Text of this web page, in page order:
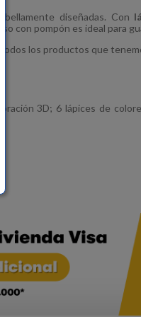
diseñadas. Con
con pompón es ideal para
todos los productos que
3D; 6 lápices de